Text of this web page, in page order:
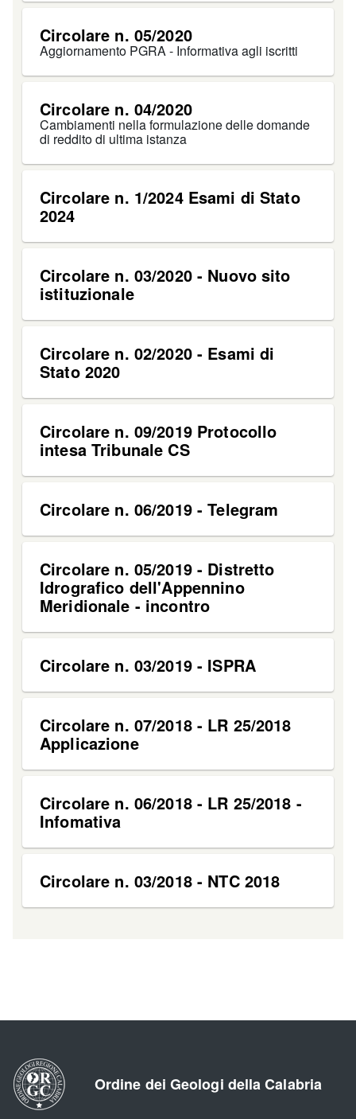
Circolare n. 05/2020
Aggiornamento PGRA - Informativa agli iscritti
Circolare n. 04/2020
Cambiamenti nella formulazione delle domande
di reddito di ultima istanza
Circolare n. 1/2024 Esami di Stato
2024
Circolare n. 03/2020 - Nuovo sito
istituzionale
Circolare n. 02/2020 - Esami di
Stato 2020
Circolare n. 09/2019 Protocollo
intesa Tribunale CS
Circolare n. 06/2019 - Telegram
Circolare n. 05/2019 - Distretto
Idrografico dell'Appennino
Meridionale - incontro
Circolare n. 03/2019 - ISPRA
Circolare n. 07/2018 - LR 25/2018
Applicazione
Circolare n. 06/2018 - LR 25/2018 -
Infomativa
Circolare n. 03/2018 - NTC 2018
Ordine dei Geologi della Calabria